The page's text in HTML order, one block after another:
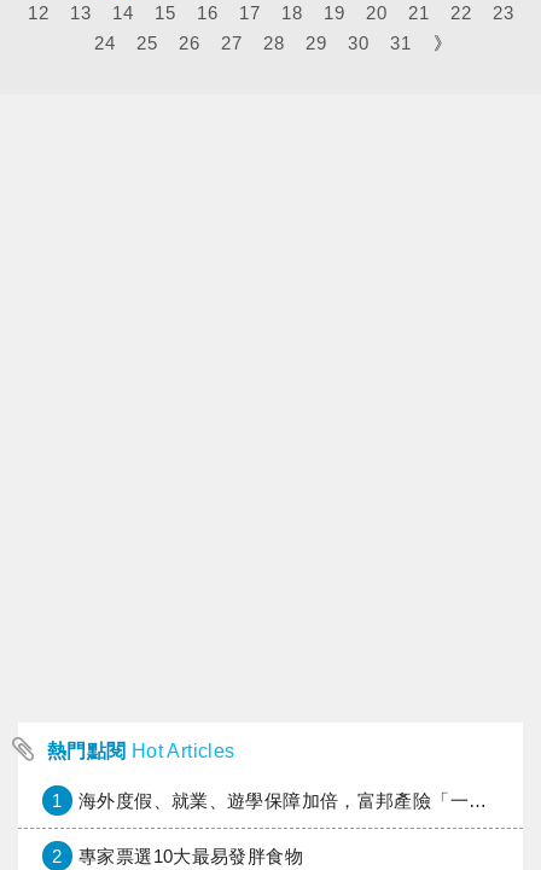
鬱等負面情緒。專家建議7招化解失業期
的焦慮、挫折，提升就業競爭力！
12
13 14 15 16 17 18 19 20 21 22
23
24
25 26 27 28 29 30 31 》
熱門點閱 Hot Articles
1 海外度假、就業、遊學保障加倍，富邦產險「一期逐夢」專案加碼遠距醫療與緊急救援
2 專家票選10大最易發胖食物